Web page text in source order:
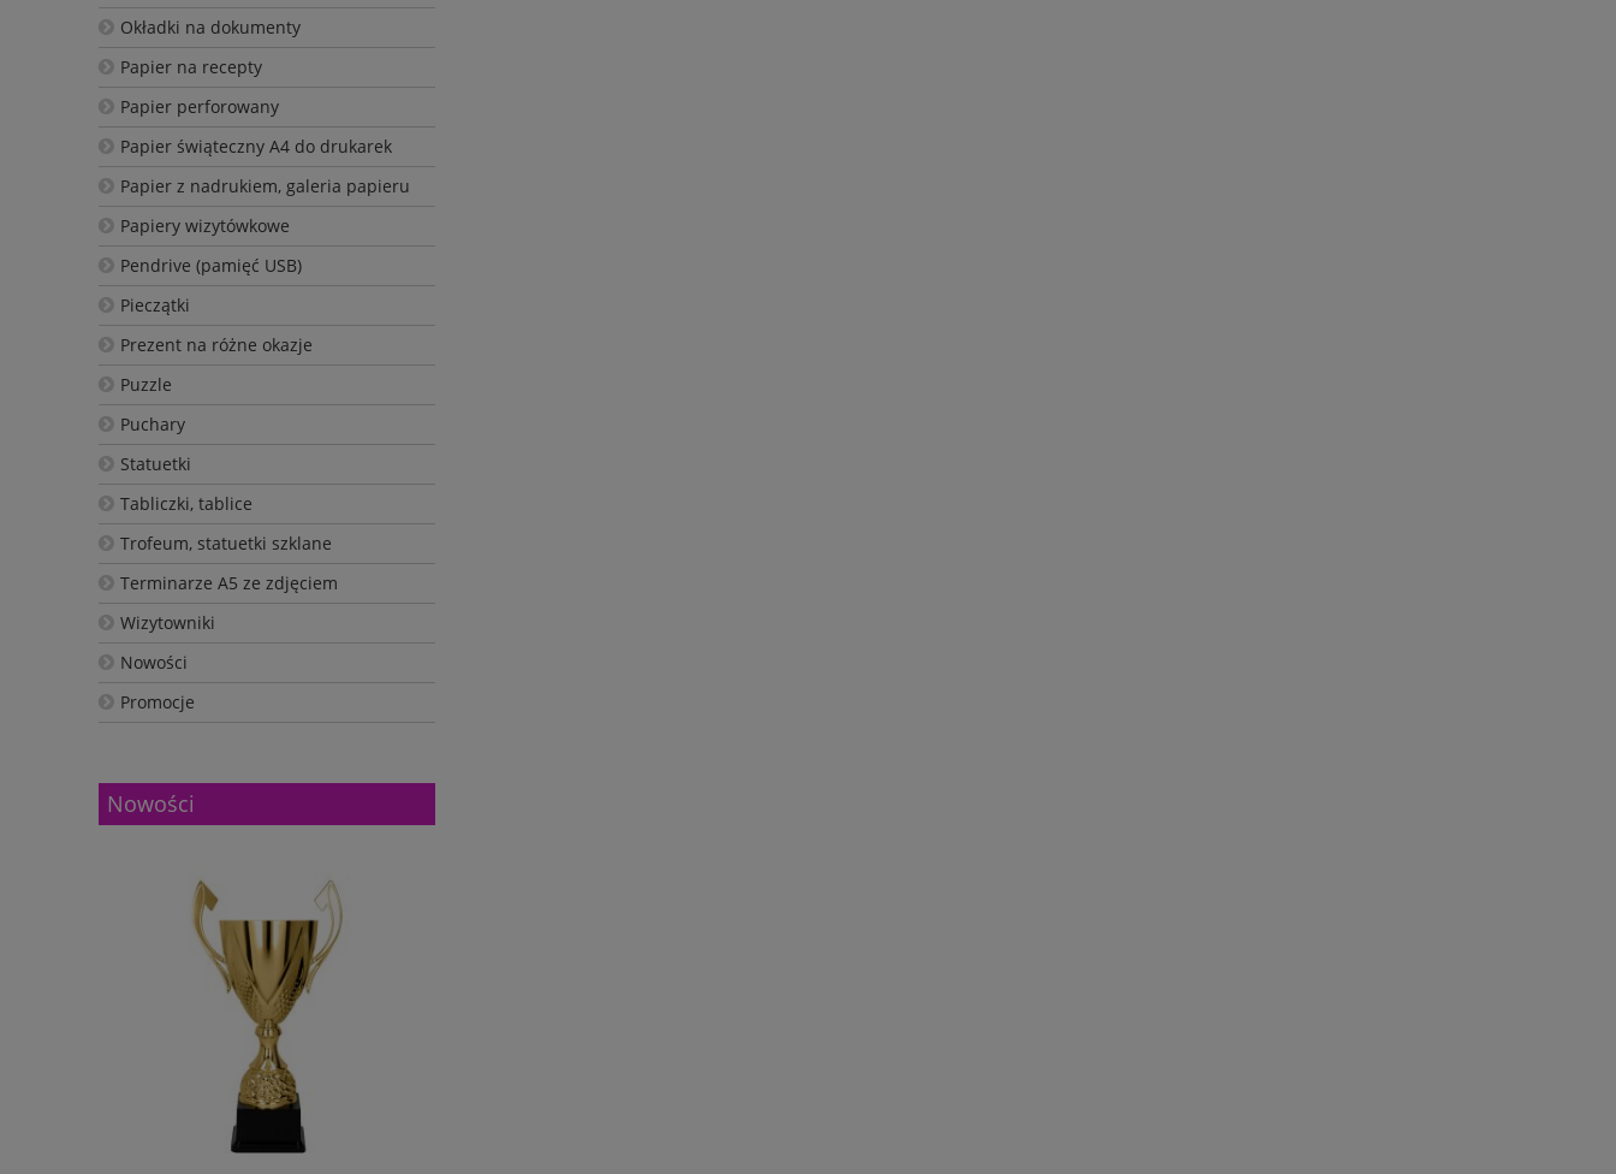
Okładki na dokumenty
Papier na recepty
Papier perforowany
Papier świąteczny A4 do drukarek
Papier z nadrukiem, galeria papieru
Papiery wizytówkowe
Pendrive (pamięć USB)
Pieczątki
Prezent na różne okazje
Puzzle
Puchary
Statuetki
Tabliczki, tablice
Trofeum, statuetki szklane
Terminarze A5 ze zdjęciem
Wizytowniki
Nowości
Promocje
Nowości